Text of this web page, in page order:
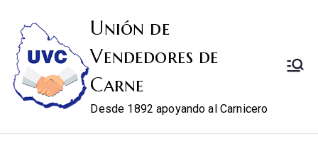
Unión de
Vendedores de
Carne
Desde 1892 apoyando al Carnicero